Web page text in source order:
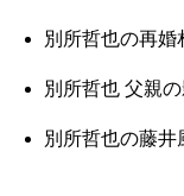
別所哲也の再
別所哲也 父親
別所哲也の藤井